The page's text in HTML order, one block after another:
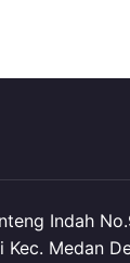
Indah
Kec. Medan